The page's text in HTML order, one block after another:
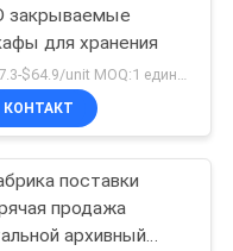
закрываемые
для хранения
$57.3-$64.9/unit MOQ:1 единицы
КОНТАКТ
поставки
продажа
архивный